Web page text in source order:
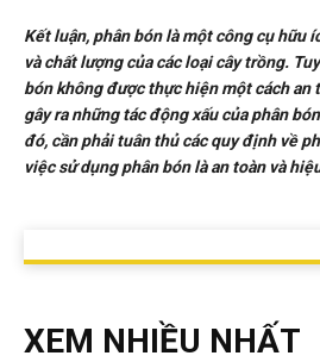
Kết luận, phân bón là một công cụ hữu
và chất lượng của các loại cây trồng.
bón không được thực hiện một cách an
gây ra những tác động xấu của phân
đó, cần phải tuân thủ các quy định về
việc sử dụng phân bón là an toàn và
XEM NHIỀU NHẤT